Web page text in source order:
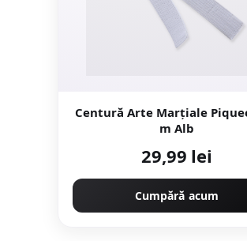
Centură Arte Marțiale
m Alb
29,99 lei
Cumpără acum